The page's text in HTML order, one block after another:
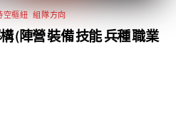
空樞紐 ,組隊方向
(陣營 裝備 技能 兵種 職業